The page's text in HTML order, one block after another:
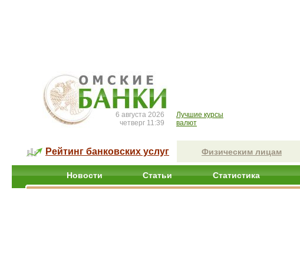
6 августа 2026
четверг 11:39
Лучшие курсы
валют
Рейтинг банковских услуг Физическим лицам
Новости Статьи Статистика